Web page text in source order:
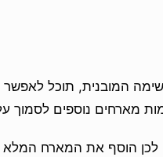
המובנית, תוכל לאפשר
לכן הוסף את המארח